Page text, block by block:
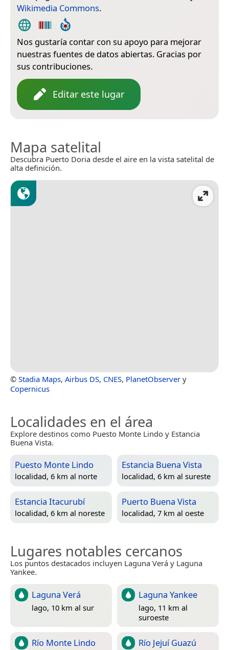
Wikimedia Commons.
Nos gustaría contar con su apoyo para mejorar
nuestras fuentes de datos abiertas. Gracias por
sus contribuciones.
Editar este lugar
Mapa satelital
Descubra Puerto Doria desde el aire en la vista satelital de
alta definición.
© Stadia Maps, Airbus DS, CNES, PlanetObserver y
Copernicus
Localidades en el área
Explore destinos como Puesto Monte Lindo y Estancia
Buena Vista.
Puesto Monte Lindo
localidad, 6 km al norte
Estancia Buena Vista
localidad, 6 km al sureste
Estancia Itacurubí
localidad, 6 km al noreste
Puerto Buena Vista
localidad, 7 km al oeste
Lugares notables cercanos
Los puntos destacados incluyen Laguna Verá y Laguna
Yankee.
Laguna Verá
lago, 10 km al sur
Laguna Yankee
lago, 11 km al
suroeste
Río Monte Lindo Río Jejuí Guazú